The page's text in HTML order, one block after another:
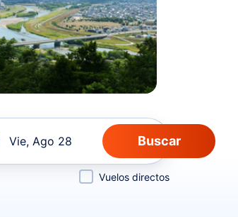
Vie, Ago 28
Vuelos directos